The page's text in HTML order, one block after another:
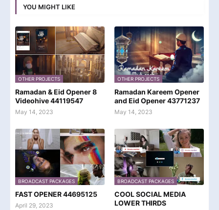
YOU MIGHT LIKE
OTHER PROJECTS
Ramadan & Eid Opener 8
Videohive 44119547
May 14, 2023
OTHER PROJECTS
Ramadan Kareem Opener
and Eid Opener 43771237
May 14, 2023
BROADCAST PACKAGES
FAST OPENER 44695125
April 29, 2023
BROADCAST PACKAGES
COOL SOCIAL MEDIA
LOWER THIRDS